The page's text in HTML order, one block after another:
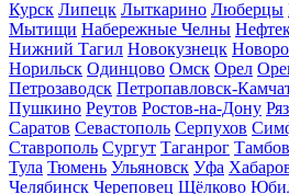
Курск Липецк Лыткарино Люберцы
Мытищи Набережные Челны
Нижний Тагил Новокузнецк
Норильск Одинцово Омск Орел
Петрозаводск Петропавловск-
Пушкино Реутов Ростов-на-Дону
Саратов Севастополь Серпухов
Ставрополь Сургут Таганрог Тамбов
Тула Тюмень Ульяновск Уфа
Челябинск Череповец Щёлково